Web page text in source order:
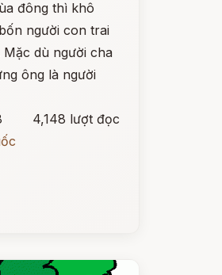
đông thì khô
người con trai
dù người cha
ông là người
4,148 lượt đọc